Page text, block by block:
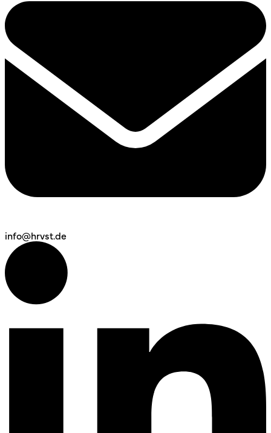
info@hrvst.de